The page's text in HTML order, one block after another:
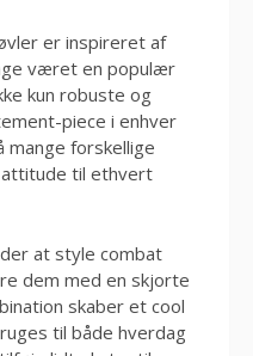
er inspireret af
været en populær
kun robuste og
piece i enhver
mange forskellige
til ethvert
at style combat
dem med en skjorte
skaber et cool
til både hverdag